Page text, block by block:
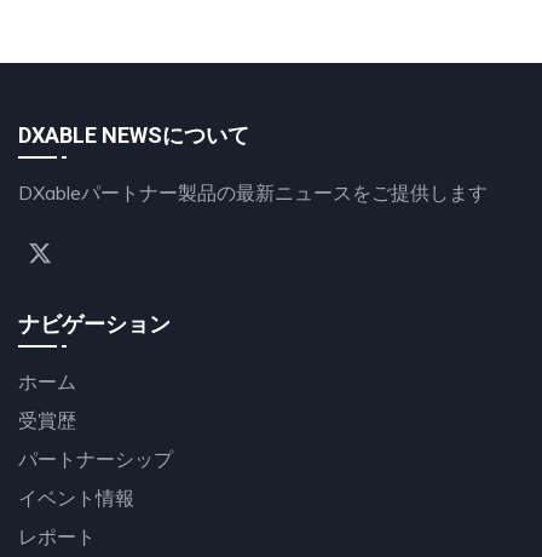
DXABLE NEWSについて
DXableパートナー製品の最新ニュースをご提供します
ナビゲーション
ホーム
受賞歴
パートナーシップ
イベント情報
レポート